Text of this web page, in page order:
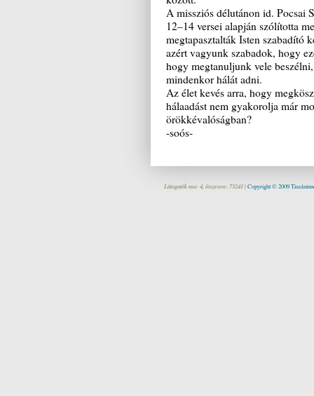
A missziós délutánon id. Pocsai
12–14 versei alapján szólította
megtapasztalták Isten szabadító
azért vagyunk szabadok, hogy
hogy megtanuljunk vele
mindenkor hálát adni.
Az élet kevés arra, hogy
hálaadást nem gyakorolja már
örökkévalóságban?
-soós-
Látogatók ma: 4, összesen: 73241 |Copyright © 2009